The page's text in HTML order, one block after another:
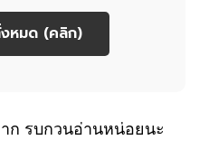
งหมด (คลิก)
ก รบกวนอ่านหน่อยนะ